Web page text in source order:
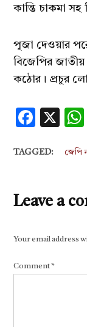
কান্তি চাকমা সহ
পূজা দেওয়ার
বিজেপির জাতীয়
কঠোর। প্রচুর
X
TAGGED: জেপি
Leave a
Your email address
Comment*